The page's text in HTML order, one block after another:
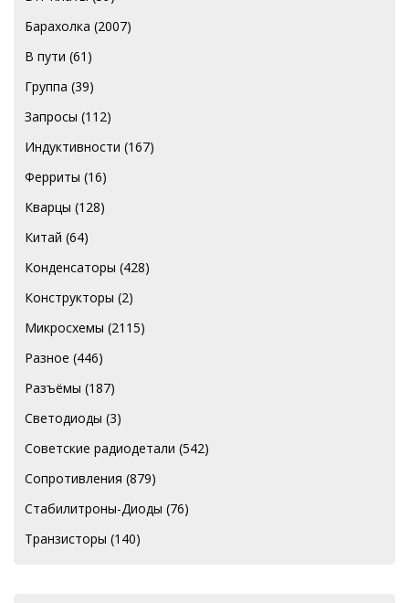
Барахолка (2007)
В пути (61)
Группа (39)
Запросы (112)
Индуктивности (167)
Ферриты (16)
Кварцы (128)
Китай (64)
Конденсаторы (428)
Конструкторы (2)
Микросхемы (2115)
Разное (446)
Разъёмы (187)
Светодиоды (3)
Советские радиодетали (542)
Сопротивления (879)
Стабилитроны-Диоды (76)
Транзисторы (140)